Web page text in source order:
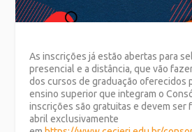
As inscrições já estão abertas para
presencial e a distância, que vão
dos cursos de graduação oferecidos
ensino superior que integram o
inscrições são gratuitas e devem ser
abril exclusivamente